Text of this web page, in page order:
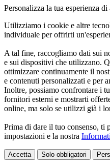
Personalizza la tua esperienza di
Utilizziamo i cookie e altre
individuale per offrirti
A tal fine, raccogliamo dati sui
e sui dispositivi che utilizzano.
ottimizzare continuamente il
e contenuti personalizzati e per
Inoltre, possiamo confrontare i
fornitori esterni e mostrarti
online, ma solo se utilizzi già i
Prima di dare il tuo consenso, ti
impostazioni e la nostra
Accetta Solo obbligatori